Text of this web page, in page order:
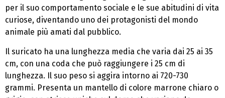
per il suo comportamento sociale e le sue abitudini di vita
curiose, diventando uno dei protagonisti del mondo
animale più amati dal pubblico.
Il suricato ha una lunghezza media che varia dai 25 ai 35
cm, con una coda che può raggiungere i 25 cm di
lunghezza. Il suo peso si aggira intorno ai 720-730
grammi. Presenta un mantello di colore marrone chiaro o